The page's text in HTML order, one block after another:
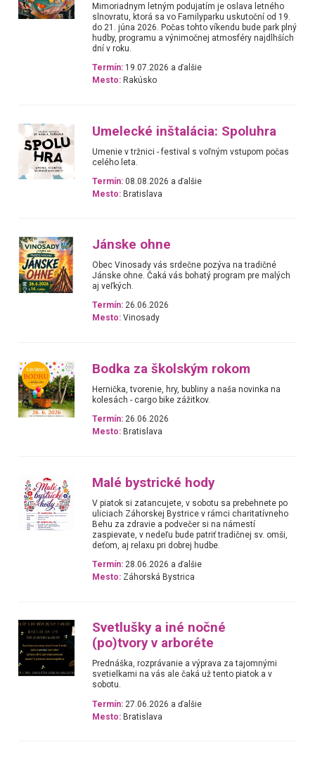
Mimoriadnym letným podujatím je oslava letného
slnovratu, ktorá sa vo Familyparku uskutoční od 19.
do 21. júna 2026. Počas tohto víkendu bude park plný
hudby, programu a výnimočnej atmosféry najdlhších
dní v roku.
Termín: 19.07.2026 a ďalšie
Mesto: Rakúsko
Umelecké inštalácia: Spoluhra
Umenie v tržnici - festival s voľným vstupom počas
celého leta.
Termín: 08.08.2026 a ďalšie
Mesto: Bratislava
Jánske ohne
Obec Vinosady vás srdečne pozýva na tradičné
Jánske ohne. Čaká vás bohatý program pre malých
aj veľkých.
Termín: 26.06.2026
Mesto: Vinosady
Bodka za školským rokom
Hernička, tvorenie, hry, bubliny a naša novinka na
kolesách - cargo bike zážitkov.
Termín: 26.06.2026
Mesto: Bratislava
Malé bystrické hody
V piatok si zatancujete, v sobotu sa prebehnete po
uliciach Záhorskej Bystrice v rámci charitatívneho
Behu za zdravie a podvečer si na námestí
zaspievate, v nedeľu bude patriť tradičnej sv. omši,
deťom, aj relaxu pri dobrej hudbe.
Termín: 28.06.2026 a ďalšie
Mesto: Záhorská Bystrica
Svetlušky a iné nočné
(po)tvory v arboréte
Prednáška, rozprávanie a výprava za tajomnými
svetielkami na vás ale čaká už tento piatok a v
sobotu.
Termín: 27.06.2026 a ďalšie
Mesto: Bratislava